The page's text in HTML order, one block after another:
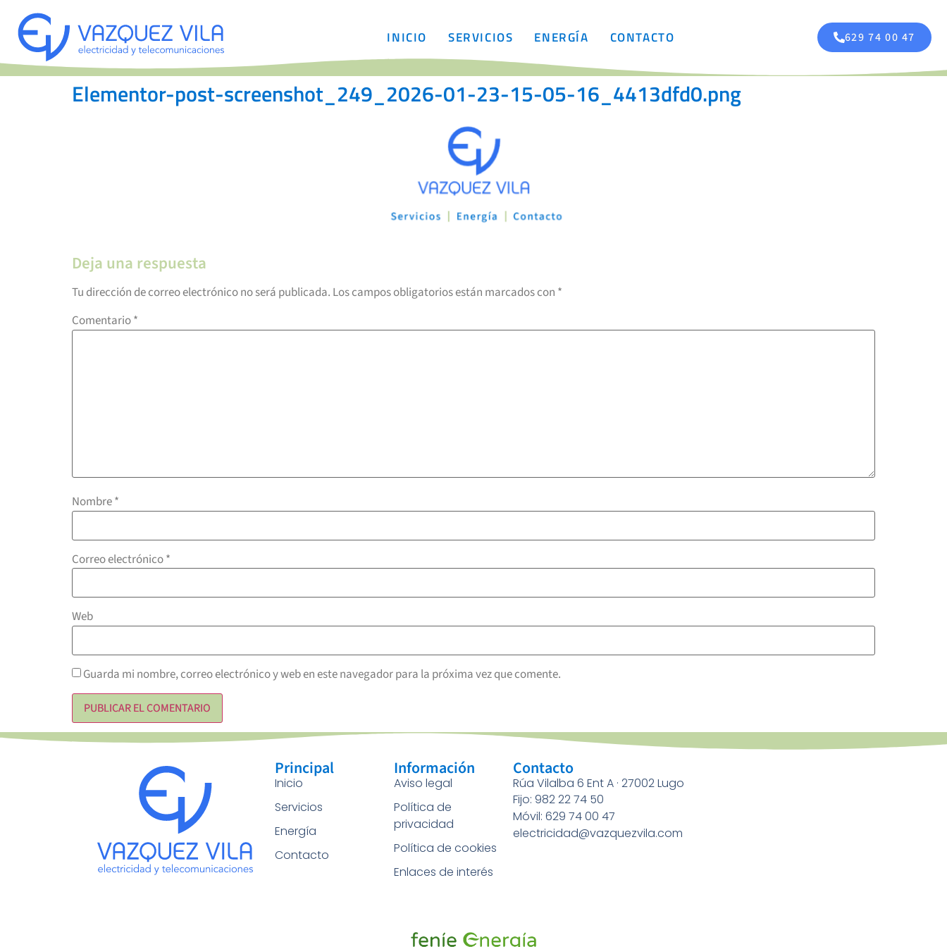
INICIO SERVICIOS ENERGÍA CONTACTO 629 74 00 47
Elementor-post-screenshot_249_2026-01-23-15-05-16_4413dfd0.png
Deja una respuesta
Tu dirección de correo electrónico no será publicada. Los campos obligatorios están marcados con *
Comentario*
Nombre*
Correo electrónico*
Web
Guarda mi nombre, correo electrónico y web en este navegador para la próxima vez que comente.
Principal
Inicio
Servicios
Energía
Contacto
Información
Aviso legal
Política de
privacidad
Política de cookies
Enlaces de interés
Contacto
Rúa Vilalba 6 Ent A · 27002 Lugo
Fijo: 982 22 74 50
Móvil: 629 74 00 47
electricidad@vazquezvila.com